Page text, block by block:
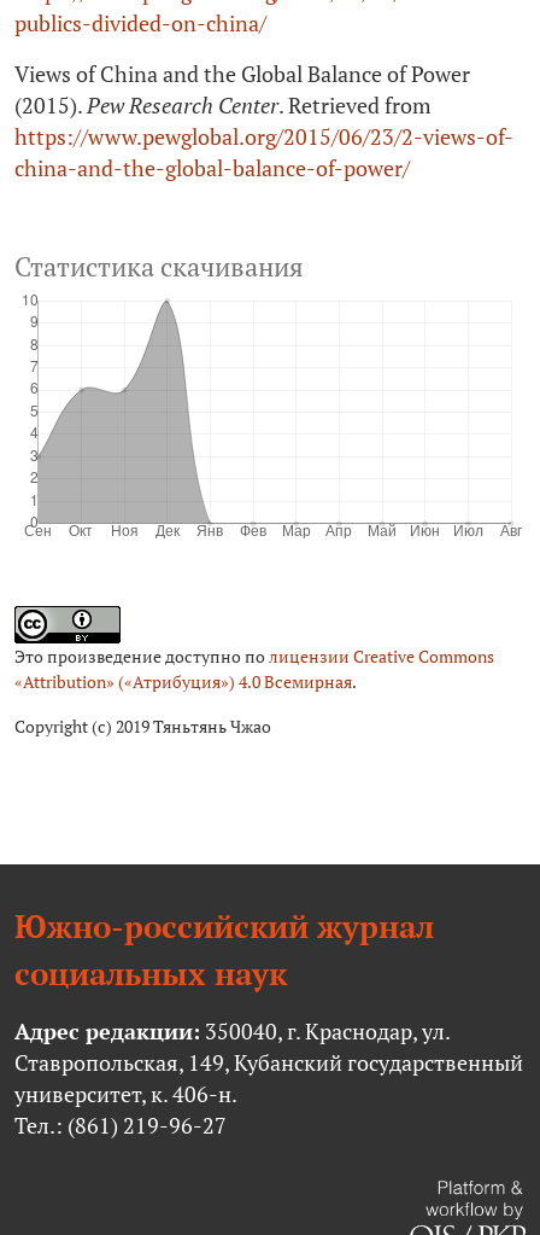
Это произведение доступно полицензии Creative Commons
«Attribution» («Атрибуция») 4.0 Всемирная.
Copyright (c) 2019 Тяньтянь Чжао
publics-divided-on-china/
Views of China and the Global Balance of Power
(2015).Pew Research Center. Retrieved from
https://www.pewglobal.org/2015/06/23/2-views-of-
china-and-the-global-balance-of-power/
Статистика скачивания
Южно-российский журнал
социальных наук
Адрес редакции: 350040, г. Краснодар, ул.
Ставропольская, 149, Кубанский государственный
университет, к. 406-н.
Тел.: (861) 219-96-27